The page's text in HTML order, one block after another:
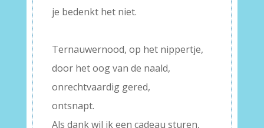
je bedenkt het niet.
Ternauwernood, op het nippertje,
door het oog van de naald,
onrechtvaardig gered,
ontsnapt.
Als dank wil ik een cadeau sturen,